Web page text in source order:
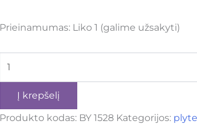
Prieinamumas: Liko 1 (galime užsakyti)
Į krepšelį
Produkto kodas: BY 1528 Kategorijos: